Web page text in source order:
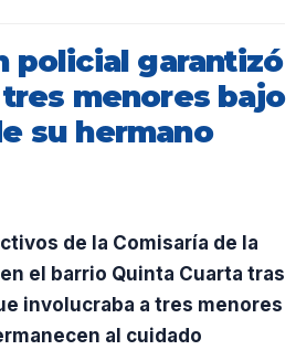
policial garantizó
menores bajo
su hermano
de la Comisaría de la
el barrio Quinta Cuarta tras
involucraba a tres menores
al cuidado